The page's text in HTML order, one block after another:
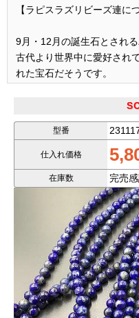
【ラピスラズリビーズ連に
9月・12月の誕生石とされ
古代より世界中に愛好され
れた宝石だそうです。
当店では、その大人気のラ
おります。
いつも即売の大人気アイテ
今回は、
8ｍｍ前後のビ
連580円）ご奉仕し
★ナチュラルカ
ビーズ連です。
型番
仕入れ価格
在庫数 完売